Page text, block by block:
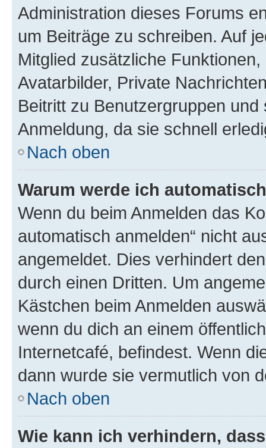
Administration dieses Forums
um Beiträge zu schreiben. Auf
Mitglied zusätzliche
Avatarbilder, Private
Beitritt zu Benutzergruppen
Anmeldung, da sie schnell
Nach oben
Warum werde ich
Wenn du beim Anmelden das
automatisch anmelden“ nicht
angemeldet. Dies verhindert
durch einen Dritten. Um
Kästchen beim Anmelden
wenn du dich an einem
Internetcafé, befindest. Wenn
dann wurde sie vermutlich von
Nach oben
Wie kann ich verhindern,